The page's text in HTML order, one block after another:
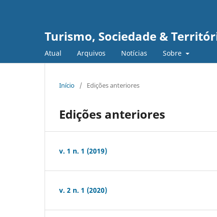
Turismo, Sociedade &
Atual Arquivos Notícias Sobre
Início / Edições anteriores
Edições anteriores
v. 1 n. 1 (2019)
v. 2 n. 1 (2020)